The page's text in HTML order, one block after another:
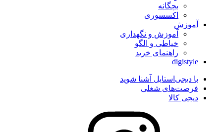
بچگانه
اکسسوری
آموزش
آموزش و نگهداری
خیاطی و الگو
راهنمای خرید
digistyle
با دیجی‌استایل آشنا شوید
فرصت‌های شغلی
دیجی کالا